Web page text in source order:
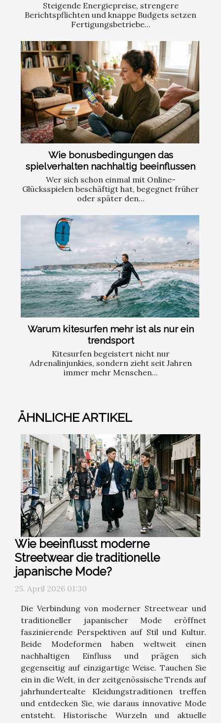
Steigende Energiepreise, strengere
Berichtspflichten und knappe Budgets setzen
Fertigungsbetriebe...
Wie bonusbedingungen das
spielverhalten nachhaltig beeinflussen
Wer sich schon einmal mit Online-
Glücksspielen beschäftigt hat, begegnet früher
oder später den...
Warum kitesurfen mehr ist als nur ein
trendsport
Kitesurfen begeistert nicht nur
Adrenalinjunkies, sondern zieht seit Jahren
immer mehr Menschen...
ÄHNLICHE ARTIKEL
Wie beeinflusst moderne
Streetwear die traditionelle
japanische Mode?
25. April 2026 01:30
Die Verbindung von moderner Streetwear und
traditioneller japanischer Mode eröffnet
faszinierende Perspektiven auf Stil und Kultur.
Beide Modeformen haben weltweit einen
nachhaltigen Einfluss und prägen sich
gegenseitig auf einzigartige Weise. Tauchen Sie
ein in die Welt, in der zeitgenössische Trends auf
jahrhundertealte Kleidungstraditionen treffen
und entdecken Sie, wie daraus innovative Mode
entsteht. Historische Wurzeln und aktuelle